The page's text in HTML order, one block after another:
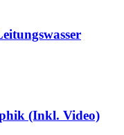
(Inkl. Video)